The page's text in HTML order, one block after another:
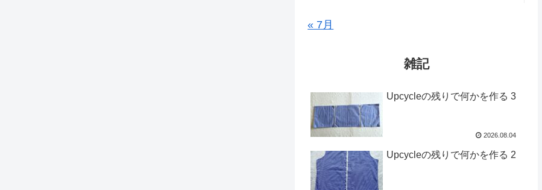
« 7月
雑記
Upcycleの残りで何かを作る 3
2026.08.04
Upcycleの残りで何かを作る 2